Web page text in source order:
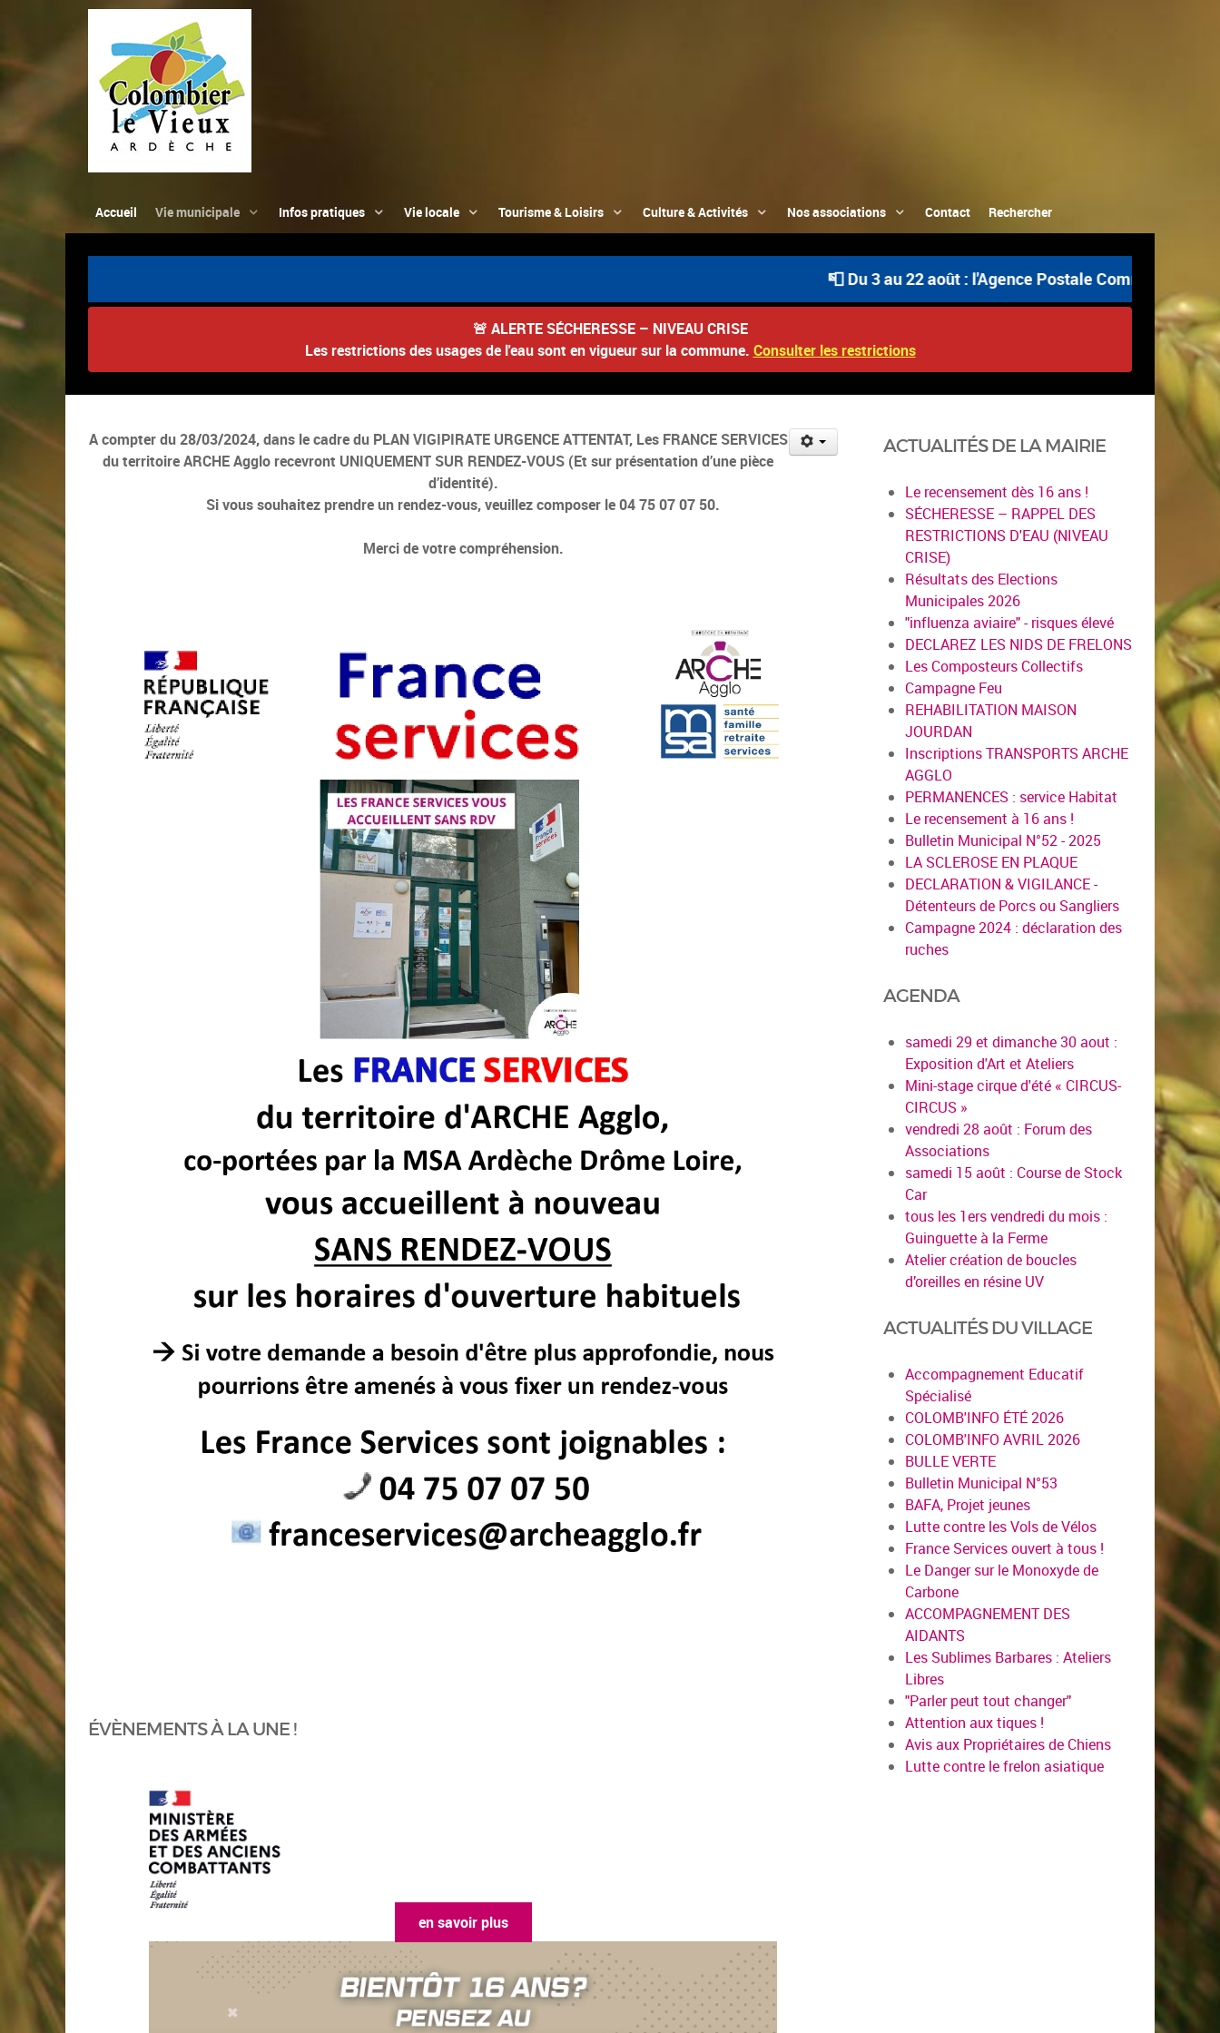
Accueil Vie municipale Infos pratiques Vie locale Tourisme & Loisirs Culture & Activités Nos associations Contact Rechercher
📮 Du 3 au 22 août : l'Agence Postale Communale est
🚨 ALERTE SÉCHERESSE – NIVEAU CRISE
Les restrictions des usages de l'eau sont en vigueur sur la commune. Consulter les restrictions
A compter du 28/03/2024, dans le cadre du PLAN VIGIPIRATE URGENCE ATTENTAT, Les FRANCE SERVICES
du territoire ARCHE Agglo recevront UNIQUEMENT SUR RENDEZ-VOUS (Et sur présentation d’une pièce
d’identité).
Si vous souhaitez prendre un rendez-vous, veuillez composer le 04 75 07 07 50.
Merci de votre compréhension.
ÉVÈNEMENTS À LA UNE !
savoir plus
ACTUALITÉS DE LA MAIRIE
Le recensement dès 16 ans !
SÉCHERESSE – RAPPEL DES
RESTRICTIONS D'EAU (NIVEAU
CRISE)
Résultats des Elections
Municipales 2026
"influenza aviaire" - risques élevé
DECLAREZ LES NIDS DE FRELONS
Les Composteurs Collectifs
Campagne Feu
REHABILITATION MAISON
JOURDAN
Inscriptions TRANSPORTS ARCHE
AGGLO
PERMANENCES : service Habitat
Le recensement à 16 ans !
Bulletin Municipal N°52 - 2025
LA SCLEROSE EN PLAQUE
DECLARATION & VIGILANCE -
Détenteurs de Porcs ou Sangliers
Campagne 2024 : déclaration des
ruches
AGENDA
samedi 29 et dimanche 30 aout :
Exposition d'Art et Ateliers
Mini-stage cirque d'été « CIRCUS-
CIRCUS »
vendredi 28 août : Forum des
Associations
samedi 15 août : Course de Stock
Car
tous les 1ers vendredi du mois :
Guinguette à la Ferme
Atelier création de boucles
d’oreilles en résine UV
ACTUALITÉS DU VILLAGE
Accompagnement Educatif
Spécialisé
COLOMB'INFO ÉTÉ 2026
COLOMB'INFO AVRIL 2026
BULLE VERTE
Bulletin Municipal N°53
BAFA, Projet jeunes
Lutte contre les Vols de Vélos
France Services ouvert à tous !
Le Danger sur le Monoxyde de
Carbone
ACCOMPAGNEMENT DES
AIDANTS
Les Sublimes Barbares : Ateliers
Libres
"Parler peut tout changer"
Attention aux tiques !
Avis aux Propriétaires de Chiens
Lutte contre le frelon asiatique